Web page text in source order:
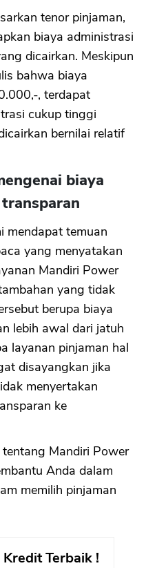
tenor pinjaman,
biaya administrasi
dicairkan. Meskipun
bahwa biaya
, terdapat
cukup tinggi
bernilai relatif
biaya
mendapat temuan
yang menyatakan
Mandiri Power
yang tidak
berupa biaya
lebih awal dari jatuh
layanan pinjaman hal
disayangkan jika
menyertakan
ke
Mandiri Power
Anda dalam
memilih pinjaman
Terbaik !